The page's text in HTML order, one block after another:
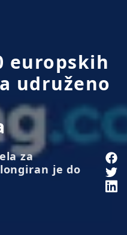
europskih
udruženo
za
je do